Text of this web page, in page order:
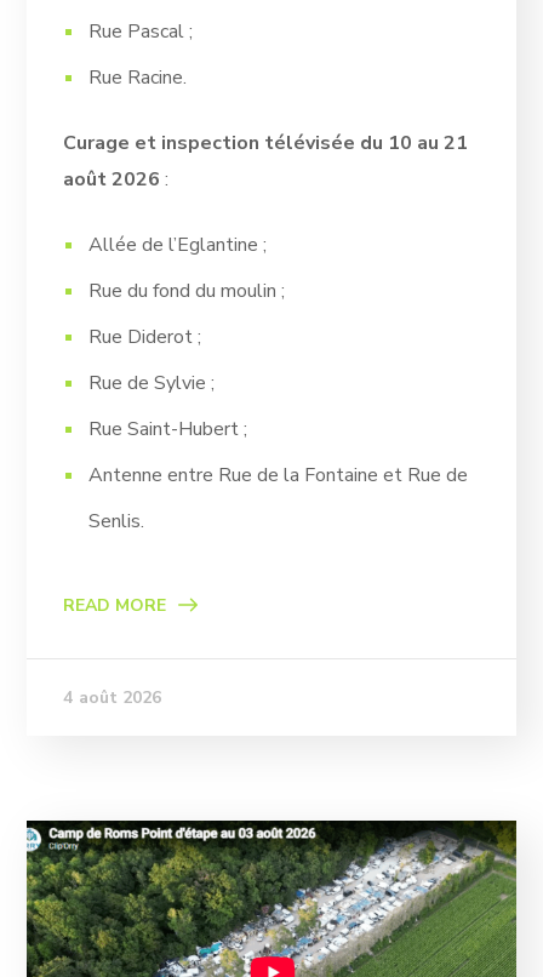
Rue Pascal ;
Rue Racine.
Curage et inspection télévisée du 10 au 21
août 2026 :
Allée de l’Eglantine ;
Rue du fond du moulin ;
Rue Diderot ;
Rue de Sylvie ;
Rue Saint-Hubert ;
Antenne entre Rue de la Fontaine et Rue de
Senlis.
READ MORE
4 août 2026